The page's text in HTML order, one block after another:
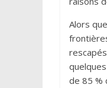
Alors que : – les chrétiens et les musulmans d’Israël, qui regroupent 19 % de la population du pays dans ses frontières internationalement reconnues de 1967, ne sont pas des immigrés mais les descendants des rescapés de l’épuration ethnique organisée par l’armée israélienne et des milices juives sionistes dans les quelques mois ayant précédé et suivi la création d’Israël, le 14 mai 1948, et ayant abouti à l’expulsion de près de 85 % de la population arabe (en s’appuyant notamment sur un grand nombre de massacres de civils, par l’extermination de la population de certains villages dans les zones rurales, et par une vague d’attentats terroristes sanglants ciblant les lieux publics dans les villes. Des crimes qui ont notamment été perpétrés par l’Irgoun et le Lehi, deux milices sionistes